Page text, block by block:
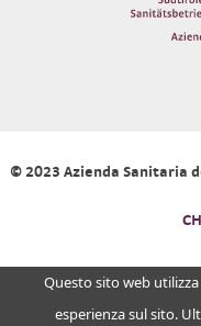
© 2023 Azienda Sanitaria
Questo sito web
esperienza sul sito.